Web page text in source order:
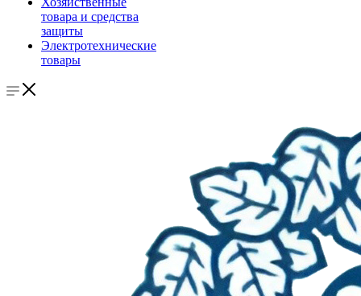
товара и средства
защиты
Электротехнические
товары